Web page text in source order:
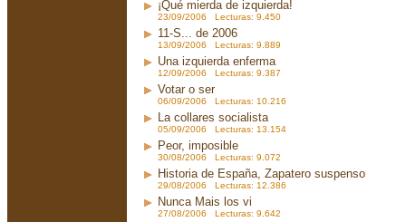
¡Qué mierda de izquierda!
23/09/2006 Lecturas: 9.450
11-S... de 2006
13/09/2006 Lecturas: 9.889
Una izquierda enferma
12/09/2006 Lecturas: 9.387
Votar o ser
06/09/2006 Lecturas: 10.216
La collares socialista
05/09/2006 Lecturas: 13.154
Peor, imposible
30/08/2006 Lecturas: 9.072
Historia de España, Zapatero suspenso
29/08/2006 Lecturas: 12.386
Nunca Mais los vi
27/08/2006 Lecturas: 9.642